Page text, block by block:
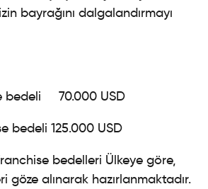
bayrağını dalgalandırmayı
bedeli 70.000 USD
bedeli 125.000 USD
bedelleri Ülkeye göre,
göze alınarak hazırlanmaktadır.